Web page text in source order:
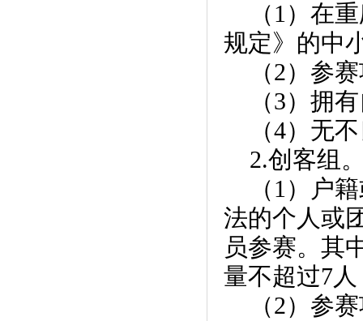
（1）在
规定》的中
（2）参
（3）拥
（4）无
2.创客组
（1）户
法的个人或
员参赛。其
量不超过7人
（2）参